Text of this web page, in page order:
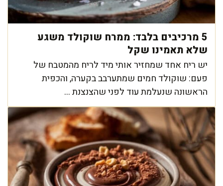
5 מרכיבים בלבד: ממרח שוקולד משגע
שלא תאמינו שקל
יש ריח אחד שמחזיר אותי מיד לריח מהמטבח של
פעם: שוקולד חמים שמתערבב בקערה, והכפית
הראשונה שנעלמת עוד לפני שהצנצנת ...